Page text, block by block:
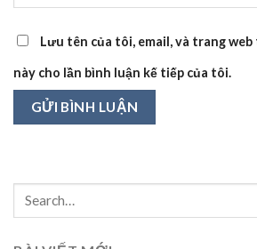
Lưu tên của tôi, email, và trang
này cho lần bình luận kế tiếp của tôi.